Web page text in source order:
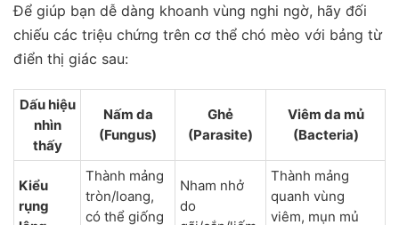
Để giúp bạn dễ dàng khoanh vùng nghi ngờ, hãy đối
chiếu các triệu chứng trên cơ thể chó mèo với bảng từ
điển thị giác sau:
Dấu hiệu
nhìn
thấy
Nấm da
(Fungus)
Ghẻ
(Parasite)
Viêm da mủ
(Bacteria)
Kiểu
rụng
Thành mảng
tròn/loang,
có thể giống
Nham nhở
do
Thành mảng
quanh vùng
viêm, mụn mủ